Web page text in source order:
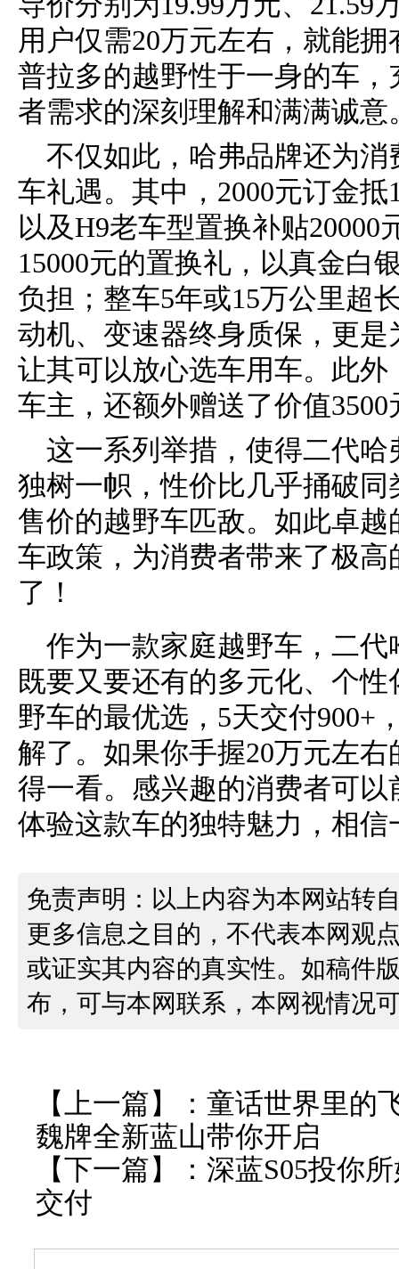
用户仅需20万元左右，就能
普拉多的越野性于一身的车
者需求的深刻理解和满满诚意
不仅如此，哈弗品牌还为
车礼遇。其中，2000元订金
以及H9老车型置换补贴
15000元的置换礼，以真金白
负担；整车5年或15万公里超
动机、变速器终身质保，更是
让其可以放心选车用车。此
车主，还额外赠送了价值
这一系列举措，使得二代
独树一帜，性价比几乎捅破
售价的越野车匹敌。如此卓
车政策，为消费者带来了极
了！
作为一款家庭越野车，二
既要又要还有的多元化、个
野车的最优选，5天交付900+
解了。如果你手握20万元左
得一看。感兴趣的消费者可
体验这款车的独特魅力，相
免责声明：以上内容为本网站转
更多信息之目的，不代表本网观
或证实其内容的真实性。如稿件
布，可与本网联系，本网视情况
【上一篇】： 童话世界里的
魏牌全新蓝山带你开启
【下一篇】： 深蓝S05投你
交付